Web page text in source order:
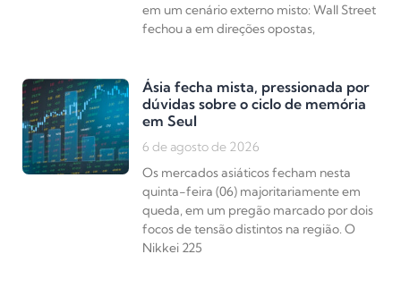
em um cenário externo misto: Wall Street
fechou a em direções opostas,
Ásia fecha mista, pressionada por
dúvidas sobre o ciclo de memória
em Seul
6 de agosto de 2026
Os mercados asiáticos fecham nesta
quinta-feira (06) majoritariamente em
queda, em um pregão marcado por dois
focos de tensão distintos na região. O
Nikkei 225